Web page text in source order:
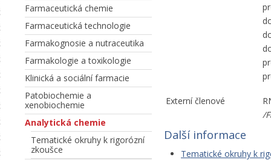
Farmaceutická chemie
Farmaceutická technologie
Farmakognosie a nutraceutika
Farmakologie a toxikologie
Klinická a sociální farmacie
Patobiochemie a
xenobiochemie
Analytická chemie
Tematické okruhy k rigorózní
zkoušce
Externí členové
/
Další informace
Tematické okruhy k